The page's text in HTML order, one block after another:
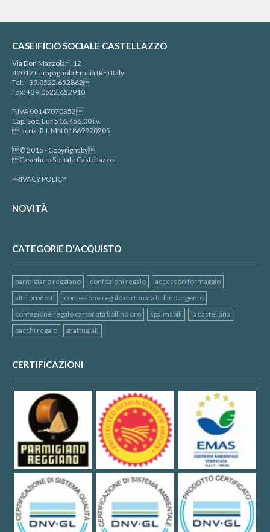
CASEIFICIO SOCIALE CASTELLAZZO
Via Don Mazzolari, 12
42012 Campagnola Emilia (RE) Italy
Tel: +39.0522.652862
Fax: +39.0522.652910
P.IVA 00147070353
Cap. Soc. Eur 516.456,00 i.v.
Iscriz. R.I. MN 01869920205
© 2015 - Copyright by
Caseificio Sociale Castellazzo
PRIVACY POLICY
NOVITÀ
CATEGORIE D'ACQUISTO
parmigiano reggiano confezioni regalo
accessori formaggio
altri prodotti
confezione regalo cartonata bollino argento
confezione regalo cartonata bollino oro
spalmabili
la castellana
pacchi regalo
grattugiati
CERTIFICAZIONI